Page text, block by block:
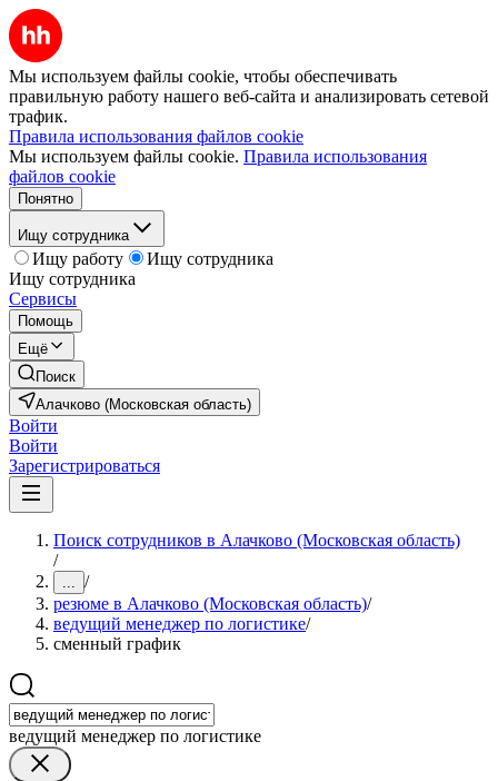
Мы используем файлы cookie, чтобы обеспечивать
правильную работу нашего веб-сайта и анализировать сетевой
трафик.
Правила использования файлов cookie
Мы используем файлы cookie. Правила использования
файлов cookie
Понятно
Ищу сотрудника
Ищу работу
Ищу сотрудника
Ищу сотрудника
Сервисы
Помощь
Ещё
Поиск
Алачково (Московская область)
Войти
Войти
Зарегистрироваться
Поиск сотрудников в Алачково (Московская область)
/
... /
резюме в Алачково (Московская область)/
ведущий менеджер по логистике/
сменный график
ведущий менеджер по логистике